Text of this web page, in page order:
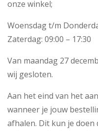
onze winkel;
Woensdag t/m
Zaterdag: 09:00 – 17:30
Van maandag 27
wij gesloten.
Aan het eind van het
wanneer je jouw
afhalen. Dit kun je doen